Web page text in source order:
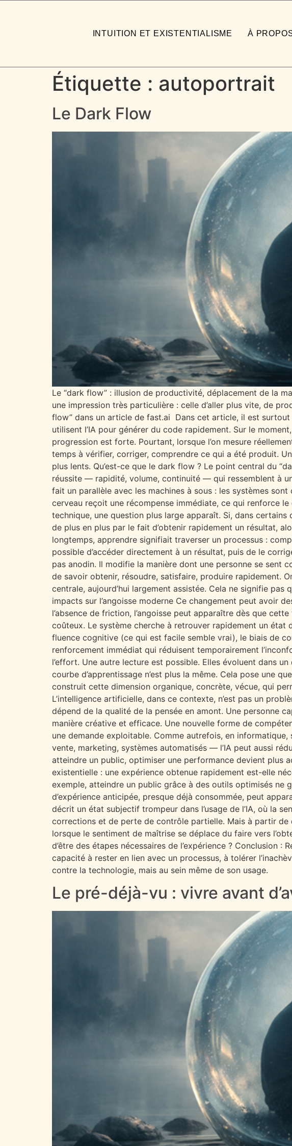
INTUITION ET EXISTENTIALISME À
Étiquette : autoportrait
Le Dark Flow
Le “dark flow” : illusion de productivité, déplacement de la
une impression très particulière : celle d’aller plus vite, de
flow” dans un article de fast.ai Dans cet article, il est surtout
utilisent l’IA pour générer du code rapidement. Sur le
progression est forte. Pourtant, lorsque l’on mesure
temps à vérifier, corriger, comprendre ce qui a été produit.
plus lents. Qu’est-ce que le dark flow ? Le point central du
réussite — rapidité, volume, continuité — qui ressemblent à
fait un parallèle avec les machines à sous : les systèmes
cerveau reçoit une récompense immédiate, ce qui renforce
technique, une question plus large apparaît. Si, dans
de plus en plus par le fait d’obtenir rapidement un résultat,
longtemps, apprendre signifiait traverser un processus :
possible d’accéder directement à un résultat, puis de le
pas anodin. Il modifie la manière dont une personne se sent
de savoir obtenir, résoudre, satisfaire, produire rapidement.
centrale, aujourd’hui largement assistée. Cela ne signifie pas
impacts sur l’angoisse moderne Ce changement peut avoir
l’absence de friction, l’angoisse peut apparaître dès que
coûteux. Le système cherche à retrouver rapidement un état
fluence cognitive (ce qui est facile semble vrai), le biais de
renforcement immédiat qui réduisent temporairement
l’effort. Une autre lecture est possible. Elles évoluent dans
courbe d’apprentissage n’est plus la même. Cela pose une
construit cette dimension organique, concrète, vécue, qui
L’intelligence artificielle, dans ce contexte, n’est pas un
dépend de la qualité de la pensée en amont. Une personne
manière créative et efficace. Une nouvelle forme de
une demande exploitable. Comme autrefois, en
vente, marketing, systèmes automatisés — l’IA peut aussi
atteindre un public, optimiser une performance devient plus
existentielle : une expérience obtenue rapidement est-elle
exemple, atteindre un public grâce à des outils optimisés ne
d’expérience anticipée, presque déjà consommée, peut
décrit un état subjectif trompeur dans l’usage de l’IA, où la
corrections et de perte de contrôle partielle. Mais à partir
lorsque le sentiment de maîtrise se déplace du faire vers
d’être des étapes nécessaires de l’expérience ? Conclusion
capacité à rester en lien avec un processus, à tolérer
contre la technologie, mais au sein même de son usage.
Le pré-déjà-vu : vivre avant